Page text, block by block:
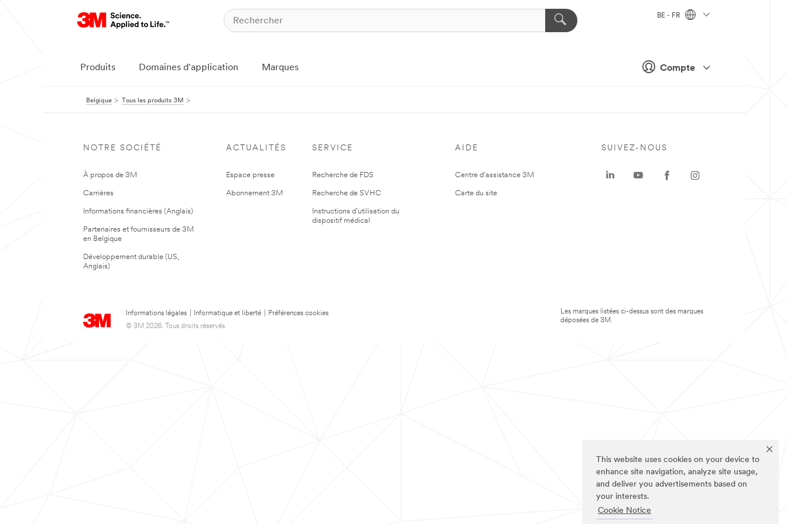
This website uses cookies on your device to
enhance site navigation, analyze site usage,
and deliver you advertisements based on
your interests.
Cookie Notice
Compte
BE - FR
Produits Domaines d'application Marques
Belgique Tous les produits 3M
NOTRE SOCIÉTÉ
À propos de 3M
Carrières
Informations financières (Anglais)
Partenaires et fournisseurs de 3M
en Belgique
Développement durable (US,
Anglais)
ACTUALITÉS
Espace presse
Abonnement 3M
SERVICE
Recherche de FDS
Recherche de SVHC
Instructions d'utilisation du
dispositif médical
AIDE
Centre d'assistance 3M
Carte du site
Informations légales Informatique et liberté
Préférences cookies
© 3M 2026. Tous droits réservés.
SUIVEZ-NOUS
Les marques listées ci-dessus sont des marques
déposées de 3M.